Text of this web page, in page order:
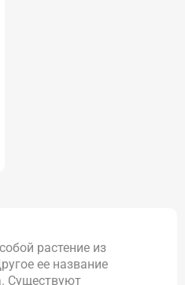
растение из
ее название
Существуют